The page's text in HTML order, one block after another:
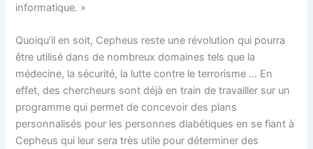
informatique. »
Quoiqu’il en soit, Cepheus reste une révolution qui pourra
être utilisé dans de nombreux domaines tels que la
médecine, la sécurité, la lutte contre le terrorisme … En
effet, des chercheurs sont déjà en train de travailler sur un
programme qui permet de concevoir des plans
personnalisés pour les personnes diabétiques en se fiant à
Cepheus qui leur sera très utile pour déterminer des